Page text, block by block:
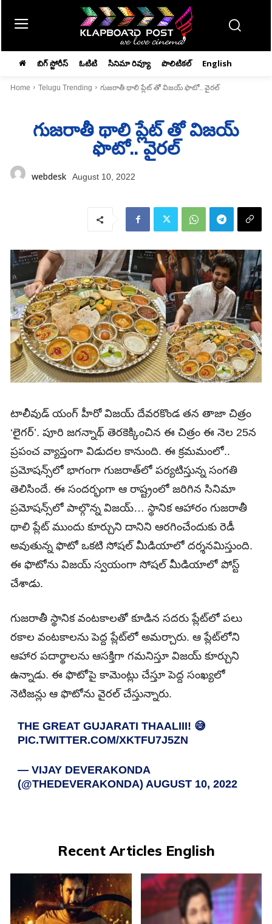
బిగ్ స్టోరీస్ ఓటిటి సినిమా రివ్యూ పొలిటికల్ English
Home Telugu Trending గుజ‌రాతీ థాలి ప్లేట్ తో విజయ్‌ ఫొటో.. వైరల్‌
గుజ‌రాతీ థాలి ప్లేట్ తో విజయ్‌
ఫొటో.. వైరల్‌
webdesk August 10, 2022
టాలీవుడ్ యంగ్ హీరో విజ‌య్ దేవ‌ర‌కొండ త‌న తాజా చిత్రం
‘లైగ‌ర్’. పూరి జ‌గ‌న్నాథ్ తెర‌కెక్కించిన ఈ చిత్రం ఈ నెల 25న
ప్ర‌పంచ వ్యాప్తంగా విడుద‌ల కానుంది. ఈ క్రమమంలో..
ప్ర‌మోష‌న్స్‌లో భాగంగా గుజ‌రాత్‌లో ప‌ర్య‌టిస్తున్న సంగ‌తి
తెలిసిందే. ఈ సంద‌ర్భంగా ఆ రాష్ట్రంలో జ‌రిగిన సినిమా
ప్ర‌మోష‌న్స్‌లో పాల్గొన్న విజ‌య్‌… స్థానిక ఆహారం గుజ‌రాతీ
థాలి ప్లేట్ ముందు కూర్చుని దానిని ఆర‌గించేందుకు రెడీ
అవుతున్న ఫొటో ఒక‌టి సోష‌ల్ మీడియాలో దర్శనమిస్తుంది.
ఈ ఫొటోను విజ‌య్ స్వ‌యంగా సోష‌ల్ మీడియాలో పోస్ట్
చేశాడు.
గుజ‌రాతీ స్థానిక వంట‌కాల‌తో కూడిన స‌ద‌రు ప్లేట్‌లో ప‌లు
ర‌కాల వంట‌కాల‌ను పెద్ద ప్లేట్‌లో అమ‌ర్చారు. ఆ ప్లేట్‌లోని
ఆహార ప‌దార్థాల‌ను ఆస‌క్తిగా గ‌మ‌నిస్తూ విజ‌య్ కూర్చుని
ఉన్నాడు. ఈ ఫొటోపై కామెంట్లు చేస్తూ పెద్ద సంఖ్య‌లో
నెటిజ‌న్లు ఆ ఫొటోను వైర‌ల్ చేస్తున్నారు.
THE GREAT GUJARATI THAALIII! 😅
PIC.TWITTER.COM/XKTFU7J5ZN
— VIJAY DEVERAKONDA
(@THEDEVERAKONDA)AUGUST 10, 2022
Recent Articles English